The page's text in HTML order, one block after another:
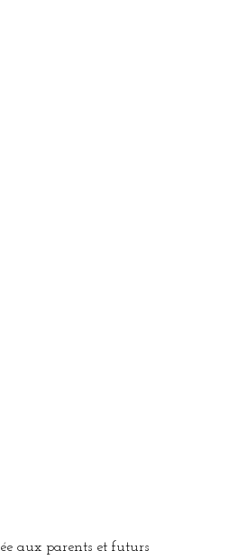
aux parents et futurs